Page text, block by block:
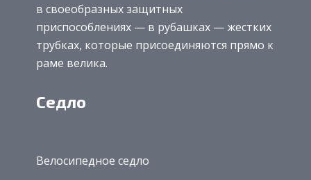
в своеобразных защитных
приспособлениях — в рубашках — жестких
трубках, которые присоединяются прямо к
раме велика.
Седло
Велосипедное седло